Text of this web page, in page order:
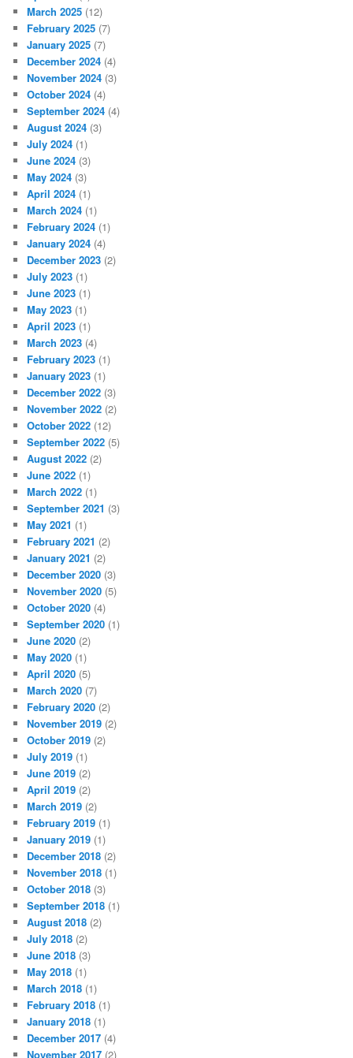
March 2025 (12)
February 2025 (7)
January 2025 (7)
December 2024 (4)
November 2024 (3)
October 2024 (4)
September 2024 (4)
August 2024 (3)
July 2024 (1)
June 2024 (3)
May 2024 (3)
April 2024 (1)
March 2024 (1)
February 2024 (1)
January 2024 (4)
December 2023 (2)
July 2023 (1)
June 2023 (1)
May 2023 (1)
April 2023 (1)
March 2023 (4)
February 2023 (1)
January 2023 (1)
December 2022 (3)
November 2022 (2)
October 2022 (12)
September 2022 (5)
August 2022 (2)
June 2022 (1)
March 2022 (1)
September 2021 (3)
May 2021 (1)
February 2021 (2)
January 2021 (2)
December 2020 (3)
November 2020 (5)
October 2020 (4)
September 2020 (1)
June 2020 (2)
May 2020 (1)
April 2020 (5)
March 2020 (7)
February 2020 (2)
November 2019 (2)
October 2019 (2)
July 2019 (1)
June 2019 (2)
April 2019 (2)
March 2019 (2)
February 2019 (1)
January 2019 (1)
December 2018 (2)
November 2018 (1)
October 2018 (3)
September 2018 (1)
August 2018 (2)
July 2018 (2)
June 2018 (3)
May 2018 (1)
March 2018 (1)
February 2018 (1)
January 2018 (1)
December 2017 (4)
November 2017 (2)